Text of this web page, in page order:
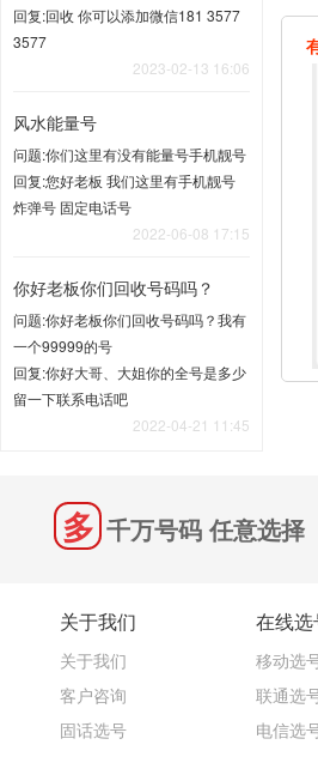
回复:回收 你可以添加微信181 3577
3577
2023-02-13 16:06
风水能量号
问题:你们这里有没有能量号手机靓号
回复:您好老板 我们这里有手机靓号
炸弹号 固定电话号
2022-06-08 17:15
你好老板你们回收号码吗？
问题:你好老板你们回收号码吗？我有
一个99999的号
回复:你好大哥、大姐你的全号是多少
留一下联系电话吧
2022-04-21 11:45
千万号码 任意选择
关于我们
关于我们
客户咨询
固话选号
在线选
移动选
联通选
电信选